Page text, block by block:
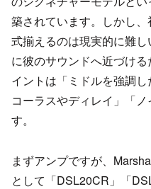
築されています。しかし
式揃えるのは現実的に難
に彼のサウンドへ近づけ
イントは「ミドルを強調
コーラスやディレイ」「
す。
まずアンプですが、
として「DSL20CR」「